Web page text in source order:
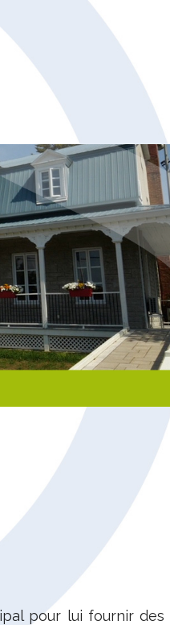
pour lui fournir